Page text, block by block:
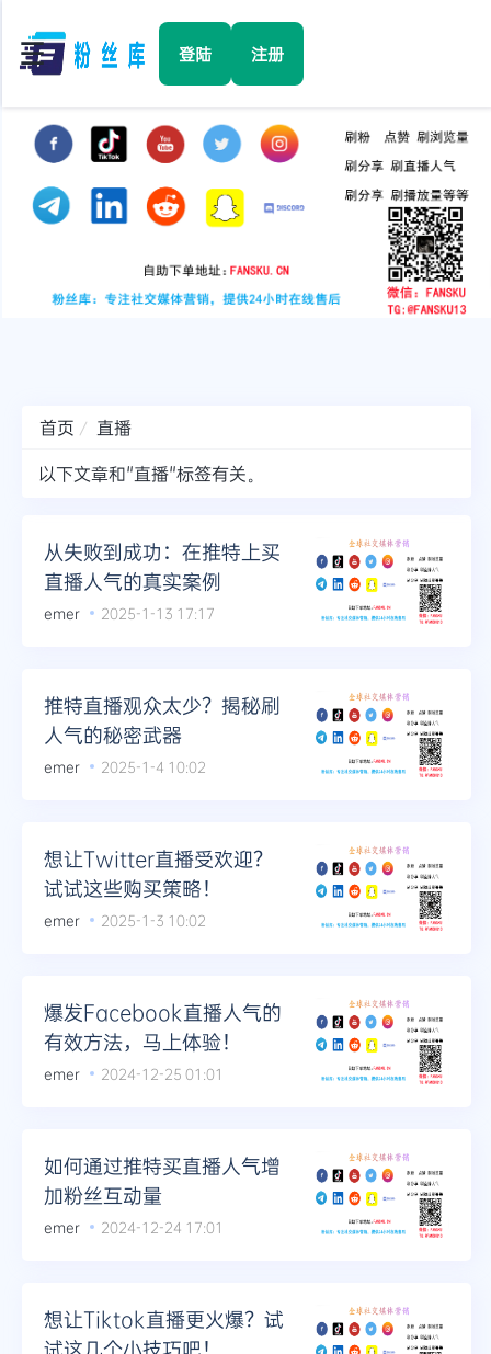
☰ 登陆 注册
Facebook
TikTok
YouTube
Telegram
更多
首页
直播
以下文章和"直播"标签有关。
从失败到成功：在推特上买
直播人气的真实案例
emer 2025-1-13 17:17
推特直播观众太少？揭秘刷
人气的秘密武器
emer 2025-1-4 10:02
想让Twitter直播受欢迎？
试试这些购买策略！
emer 2025-1-3 10:02
爆发Facebook直播人气的
有效方法，马上体验！
emer 2024-12-25 01:01
如何通过推特买直播人气增
加粉丝互动量
emer 2024-12-24 17:01
想让Tiktok直播更火爆？试
试这几个小技巧吧！